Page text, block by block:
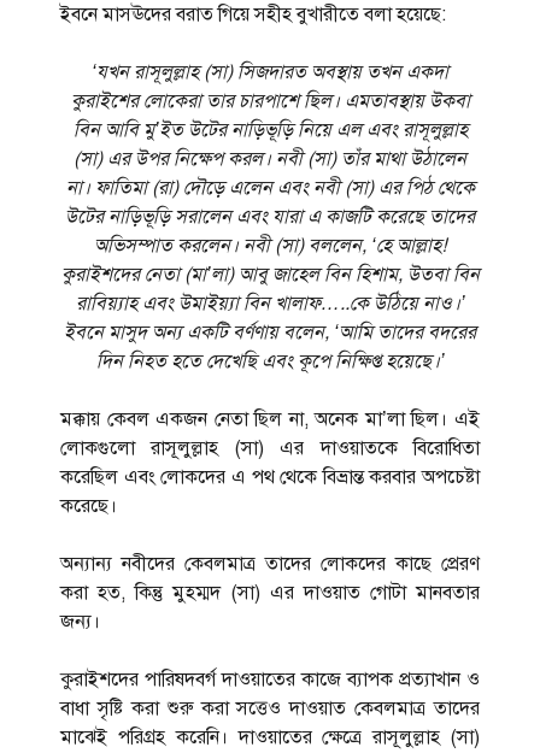
ইবনে মাসঊদের বরাত গিয়ে সহীহ বুখারীতে বলা হয়েছে:
‘যখন রাসূলুল্লাহ (সা) সিজদারত অবস্থায় তখন একদা
কুরাইশের লোকেরা তার চারপাশে ছিল। এমতাবস্থায় উকবা
বিন আবি মু’ইত উটের নাড়িভূড়ি নিয়ে এল এবং রাসূলুল্লাহ
(সা) এর উপর নিক্ষেপ করল। নবী (সা) তাঁর মাথা উঠালেন
না। ফাতিমা (রা) দৌড়ে এলেন এবং নবী (সা) এর পিঠ থেকে
উটের নাড়িভূড়ি সরালেন এবং যারা এ কাজটি করেছে তাদের
অভিসম্পাত করলেন। নবী (সা) বললেন, ‘হে আল্লাহ!
কুরাইশদের নেতা (মা’লা) আবু জাহেল বিন হিশাম, উতবা বিন
রাবিয়্যাহ এবং উমাইয়্যা বিন খালাফ…..কে উঠিয়ে নাও।’
ইবনে মাসুদ অন্য একটি বর্ণণায় বলেন, ‘আমি তাদের বদরের
দিন নিহত হতে দেখেছি এবং কূপে নিক্ষিপ্ত হয়েছে।’
মক্কায় কেবল একজন নেতা ছিল না, অনেক মা’লা ছিল। এই
লোকগুলো রাসূলুল্লাহ (সা) এর দাওয়াতকে বিরোধিতা
করেছিল এবং লোকদের এ পথ থেকে বিভ্রান্ত করবার অপচেষ্টা
করেছে।
অন্যান্য নবীদের কেবলমাত্র তাদের লোকদের কাছে প্রেরণ
করা হত, কিন্তু মুহম্মদ (সা) এর দাওয়াত গোটা মানবতার
জন্য।
কুরাইশদের পারিষদবর্গ দাওয়াতের কাজে ব্যাপক প্রত্যাখান ও
বাধা সৃষ্টি করা শুরু করা সত্তেও দাওয়াত কেবলমাত্র তাদের
মাঝেই পরিগ্রহ করেনি। দাওয়াতের ক্ষেত্রে রাসূলুল্লাহ (সা)